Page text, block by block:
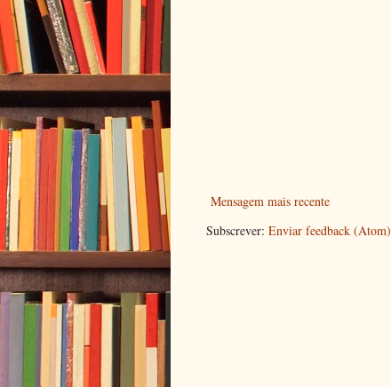
Mensagem mais recente
Subscrever: Enviar feedback (Atom)